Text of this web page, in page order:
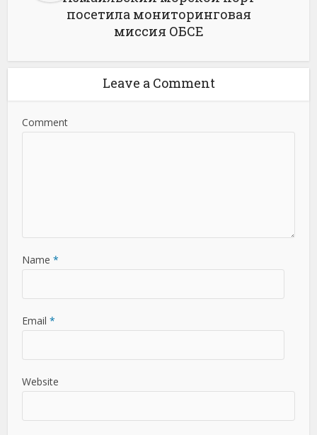
посетила мониторинговая
миссия ОБСЕ
Leave a Comment
Comment
Name *
Email *
Website